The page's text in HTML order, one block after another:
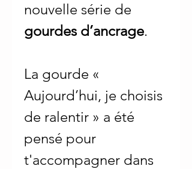
nouvelle série de
gourdes d’ancrage.
La gourde «
Aujourd’hui, je choisis
de ralentir » a été
pensé pour
t'accompagner dans